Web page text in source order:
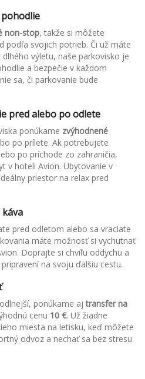
non-stop, takže si môžete
podľa svojich potrieb. Či už máte
výletu, naše parkovisko je
a bezpečie v každom
sa, či parkovanie bude
pred alebo po odlete
ponúkame zvýhodnené
po prílete. Ak potrebujete
po príchode zo zahraničia,
v hoteli Avion. Ubytovanie v
priestor na relax pred
pred odletom alebo sa vraciate
máte možnosť si vychutnať
Doprajte si chvíľu oddychu a
na svoju ďalšiu cestu.
ponúkame ajtransfer na
cenu 10 €. Už žiadne
miesta na letisku, keď môžete
odvoz a nechať sa bez stresu